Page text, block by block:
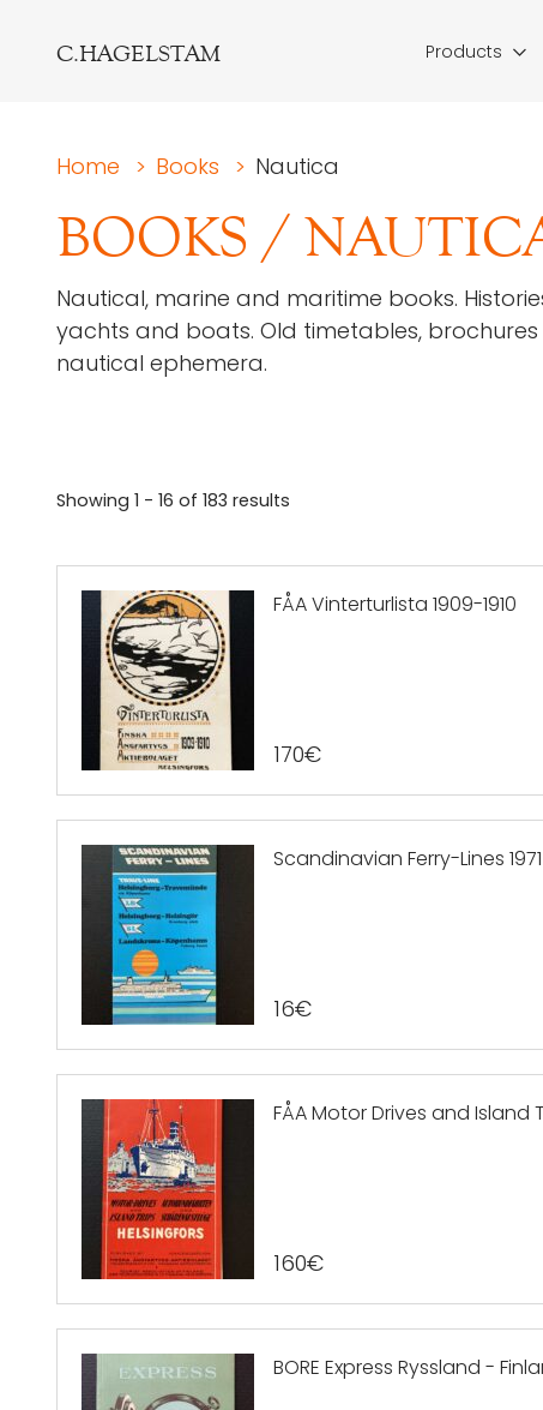
C.HAGELSTAM Products
Home > Books > Nautica
BOOKS /
Nautical, marine and maritime books.
yachts and boats. Old timetables,
nautical ephemera.
Showing 1 - 16 of 183 results
FÅA Vinterturlista 1909-1910
170€
Scandinavian Ferry-Lines 1971
16€
FÅA Motor Drives and Island
160€
BORE Express Ryssland -